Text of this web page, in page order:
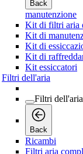
Back
manutenzione
Kit di filtri aria
Kit di
Kit di
Kit di
Kit essiccatori
Filtri dell'aria
Filtri dell'aria
Back
Ricambi
Filtri aria